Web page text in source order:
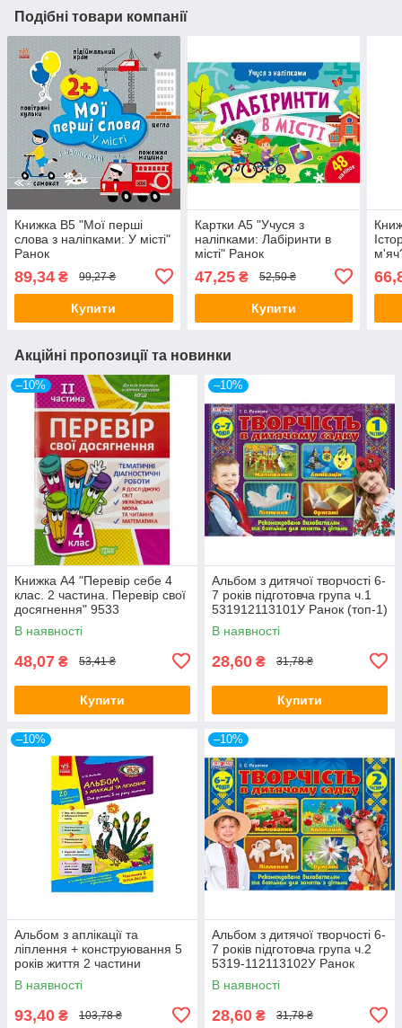
Подібні товари компанії
Книжка B5 "Мої перші
слова з наліпками: У місті"
Ранок
89,34 ₴ 99,27 ₴
Купити
Картки A5 "Учуся з
наліпками: Лабіринти в
місті" Ранок
47,25₴ 52,50 ₴
Купити
Акційні пропозиції та новинки
–10%
Книжка A4 "Перевір себе 4
клас. 2 частина. Перевір свої
досягнення" 9533
Видавництво Торсінг (топ-1)
В наявності
48,07 ₴ 53,41 ₴
Купити
–10%
Альбом з дитячої творчості 6-
7 років підготовча група ч.1
531912113101У Ранок (топ-1)
В наявності
28,60 ₴ 31,78 ₴
Купити
–10%
Альбом з аплікації та
ліплення + конструювання 5
років життя 2 частини
Д133004У
В наявності
93,40 ₴ 103,78 ₴
–10%
Альбом з дитячої творчості 6-
7 років підготовча група ч.2
5319-112113102У Ранок
(топ-1)
В наявності
28,60 ₴ 31,78 ₴